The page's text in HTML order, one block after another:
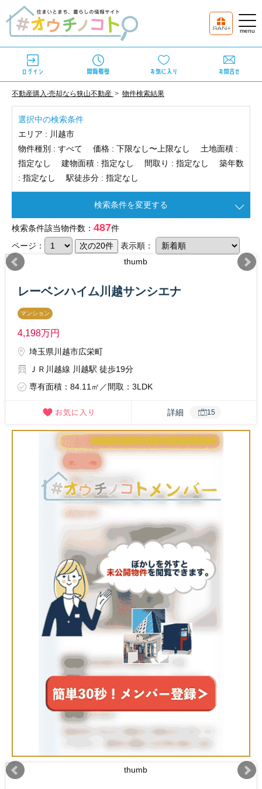
不動産購⼊‧売却なら狭⼭不動産 物件検索結果
選択中の検索条件
エリア : 川越市
物件種別 : すべて 価格 : 下限なし〜上限なし 土地面積 :
指定なし 建物面積 : 指定なし 間取り : 指定なし 築年数
: 指定なし 駅徒歩分 : 指定なし
検索条件を変更する
検索条件該当物件数： 487件
ページ：
表示順：
レーベンハイム川越サンシエナ
マンション
4,198万円
埼玉県川越市広栄町
ＪＲ川越線 川越駅 徒歩19分
専有面積：84.11㎡／間取：3LDK
詳細 15